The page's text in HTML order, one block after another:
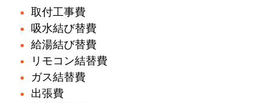
取付工事費
吸水結び替費
給湯結び替費
リモコン結替費
ガス結替費
出張費